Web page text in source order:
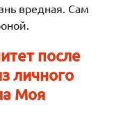
вредная. Сам
после
личного
Моя